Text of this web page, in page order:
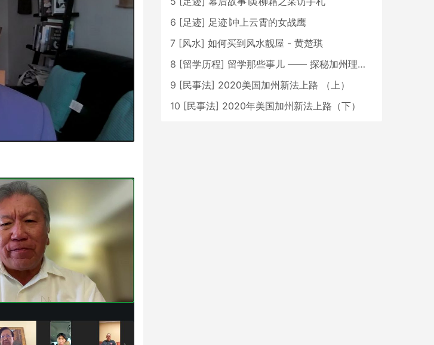
6 [足迹] 足迹∣冲上云霄的女战鹰
7 [风水] 如何买到风水靓屋 - 黄楚琪
8 [留学历程] 留学那些事儿 —— 探秘加州理工学院Caltech博士生活 [上集]
9 [民事法] 2020美国加州新法上路 （上）
10 [民事法] 2020年美国加州新法上路（下）